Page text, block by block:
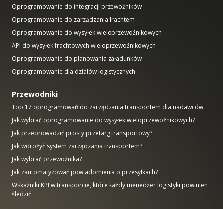
Oprogramowanie do integracji przewoźników
Oprogramowanie do zarządzania frachtem
Oprogramowanie do wysyłek wieloprzewoźnikowych
API do wysyłek frachtowych wieloprzewoźnikowych
Oprogramowanie do planowania załadunków
Oprogramowanie dla działów logistycznych
Przewodniki
Top 17 oprogramowań do zarządzania transportem dla nadawców
Jak wybrać oprogramowanie do wysyłek wieloprzewoźnikowych?
Jak przeprowadzić prosty przetarg transportowy?
Jak wdrożyć system zarządzania transportem?
Jak wybrać przewoźnika?
Jak zautomatyzować powiadomienia o przesyłkach?
Wskaźniki KPI w transporcie, które każdy menedżer logistyki powinien
śledzić